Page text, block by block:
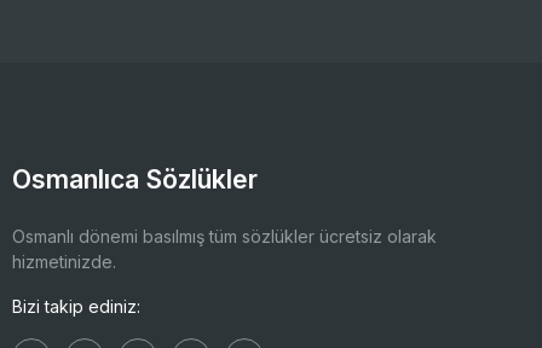
Osmanlıca Sözlükler
Osmanlı dönemi basılmış tüm sözlükler ücretsiz olarak
hizmetinizde.
Bizi takip ediniz: